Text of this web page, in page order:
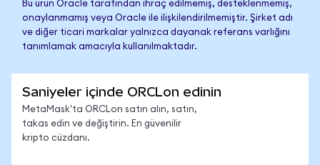
Bu ürün Oracle tarafından ihraç edilmemiş, desteklenmemiş,
onaylanmamış veya Oracle ile ilişkilendirilmemiştir. Şirket adı
ve diğer ticari markalar yalnızca dayanak referans varlığını
tanımlamak amacıyla kullanılmaktadır.
Saniyeler içinde ORCLon edinin
MetaMask'ta ORCLon satın alın, satın,
takas edin ve değiştirin. En güvenilir
kripto cüzdanı.